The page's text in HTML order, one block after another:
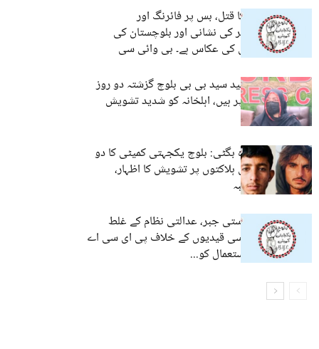
جج عبدالحکیم کا قتل، بس پر فائرنگ اور
کرفیو،بدترین جبر کی نشانی اور بلوچستان کی
حقیقی صورتحال کی عکاس ہے۔ بی وائی سی
تربت:جیل میں قید سید بی بی بلوچ گزشتہ دو روز
سے بھوک ہڑتال پر ہیں، اہلخانہ کو شدید تشویش
مستونگ اور ڈیرہ بگٹی: بلوچ یکجہتی کمیٹی کا دو
بلوچ شہریوں کی ہلاکتوں پر تشویش کا اظہار،
تحقیقات کا مطالبہ
بی وائی سی ریاستی جبر، عدالتی نظام کے غلط
استعمال اور سیاسی قیدیوں کے خلاف پی ای سی اے
کے بڑھتے ہوئے استعمال کو...